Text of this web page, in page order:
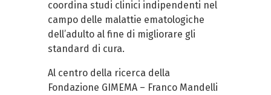
coordina studi clinici indipendenti nel
campo delle malattie ematologiche
dell’adulto al fine di migliorare gli
standard di cura.
Al centro della ricerca della
Fondazione GIMEMA – Franco Mandelli